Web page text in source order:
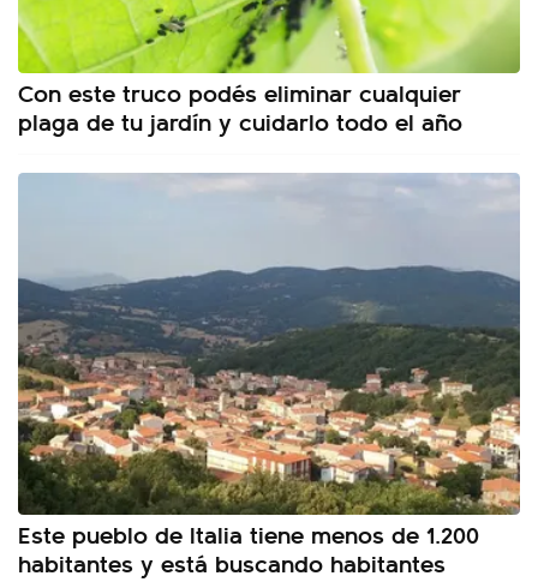
Con este truco podés eliminar cualquier
plaga de tu jardín y cuidarlo todo el año
Este pueblo de Italia tiene menos de 1.200
habitantes y está buscando habitantes